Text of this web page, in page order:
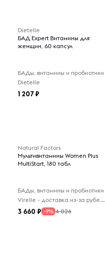
Dietelle
БАД Expert Витамины для
женщин, 60 капсул
БАДы, витамины и пробиотики
Dietelle
1 207
Natural Factors
Мультивитамины Women Plus
MultiStart, 180 табл
БАДы, витамины и пробиотики
Virelle - доставка из-за рубежа
3 660 -9% 4 026